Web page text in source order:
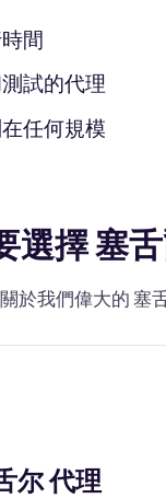
間
試的代理
任何規模
選擇 塞
於我們偉大的 塞
尔 代理